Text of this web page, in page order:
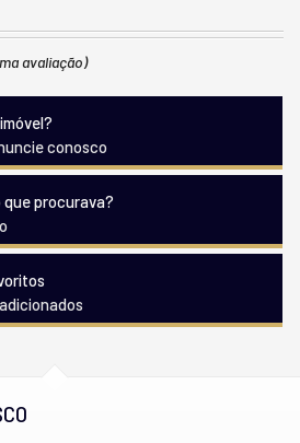
avaliação)
conosco
procurava?